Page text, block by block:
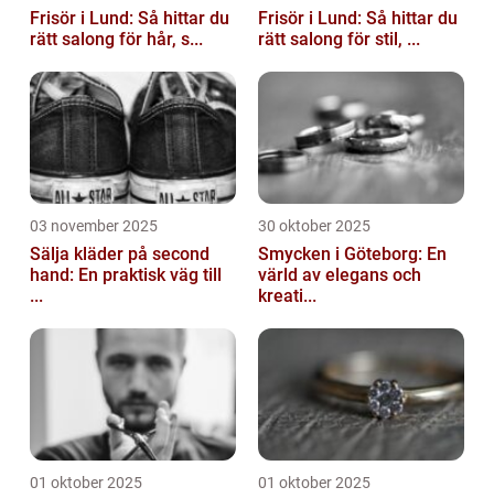
Frisör i Lund: Så hittar du
rätt salong för hår, s...
Frisör i Lund: Så hittar du
rätt salong för stil, ...
03 november 2025
Sälja kläder på second
hand: En praktisk väg till
...
30 oktober 2025
Smycken i Göteborg: En
värld av elegans och
kreati...
01 oktober 2025 01 oktober 2025